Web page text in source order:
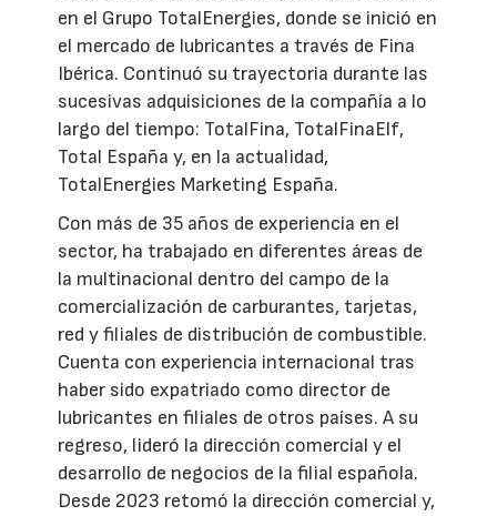
en el Grupo TotalEnergies, donde se inició en
el mercado de lubricantes a través de Fina
Ibérica. Continuó su trayectoria durante las
sucesivas adquisiciones de la compañía a lo
largo del tiempo: TotalFina, TotalFinaElf,
Total España y, en la actualidad,
TotalEnergies Marketing España.
Con más de 35 años de experiencia en el
sector, ha trabajado en diferentes áreas de
la multinacional dentro del campo de la
comercialización de carburantes, tarjetas,
red y filiales de distribución de combustible.
Cuenta con experiencia internacional tras
haber sido expatriado como director de
lubricantes en filiales de otros países. A su
regreso, lideró la dirección comercial y el
desarrollo de negocios de la filial española.
Desde 2023 retomó la dirección comercial y,